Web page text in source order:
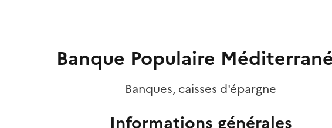
Banque Populaire
Banques, caisses d'épargne
Informations générales